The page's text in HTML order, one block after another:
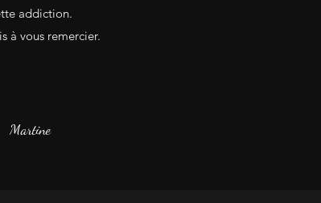
addiction.
à vous remercier.
Martine